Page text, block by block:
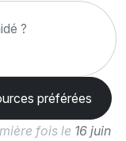
?
préférées
fois le 16 juin